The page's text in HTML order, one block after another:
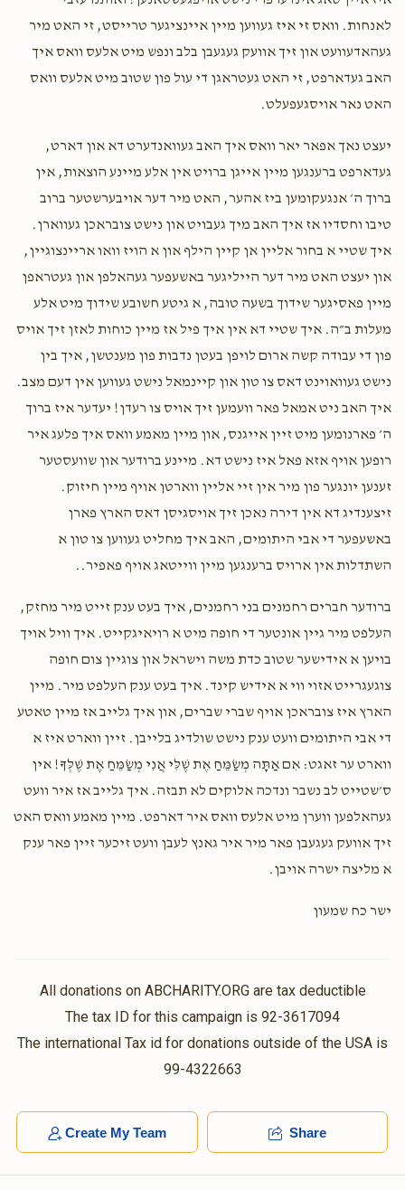
1 year ago $5.00
לאנחות. וואס זי איז געווען מיין איינציגער טרייסט, זי האט מיר
געהאדעוועט און זיך אוועק געגעבן בלב ונפש מיט אלעס וואס איך
האב געדארפט, זי האט געטראגן די עול פון שטוב מיט אלעס וואס
האט נאר אויסגעפעלט.
יעצט נאך אפאר יאר וואס איך האב געוואנדערט דא און דארט,
געדארפט ברענגען מיין אייגן ברויט אין אלע מיינע הוצאות, אין
ברוך ה׳ אנגעקומען ביז אהער, האט מיר דער אויבערשטער ברוב
טיבו וחסדיו אז איך האב מיך געבויט און נישט צובראכן געווארן.
איך שטיי א בחור אליין אן קיין הילף און א הויז וואו אריינצוגיין,
און יעצט האט מיר דער הייליגער באשעפער געהאלפן און געטראפן
מיין פאסיגער שידוך בשעה טובה, א גיטע חשובע שידוך מיט אלע
מעלות ב״ה. איך שטיי דא אין איך פיל אז מיין כוחות לאזן זיך אויס
פון די עבודה קשה ארום לויפן בעטן נדבות פון מענטשן, איך בין
נישט געוואוינט דאס צו טון און קיינמאל נישט געווען אין דעם מצב.
איך האב ניט אמאל פאר וועמען זיך אויס צו רעדן! יעדער איז ברוך
ה׳ פארנומען מיט זיין אייגנס, און מיין מאמע וואס איך פלעג איר
רופען אויף אזא פאל איז נישט דא. מיינע ברודער און שוועסטער
זענען יונגער פון מיר אין זיי אליין ווארטן אויף מיין חיזוק.
זיצענדיג דא אין דירה נאכן זיך אויסגיסן דאס הארץ פארן
באשעפער די אבי היתומים, האב איך מחליט געווען צו טון א
השתדלות אין ארויס ברענגען מיין ווייטאג אויף פאפיר..
ברודער חברים רחמנים בני רחמנים, איך בעט ענק זייט מיר מחזק,
העלפט מיר גיין אונטער די חופה מיט א רויאיגקייט. איך וויל אויך
בויען א אידישער שטוב כדת משה וישראל און צוגיין צום חופה
צוגעגרייט אזוי ווי א אידיש קינד. איך בעט ענק העלפט מיר. מיין
הארץ איז צובראכן אויף שברי שברים, און איך גלייב אז מיין טאטע
די אבי היתומים וועט ענק נישט שולדיג בלייבן. זיין ווארט איז א
ווארט ער זאגט: אִם אַתָּה מְשַׂמֵּחַ אֶת שֶׁלִּי אֲנִי מְשַׂמֵּחַ אֶת שֶׁלְּךָ! אין
ס׳שטייט לב נשבר ונדכה אלוקים לא תבזה. איך גלייב אז איר וועט
געהאלפען ווערן מיט אלעס וואס איר דארפט. מיין מאמע וואס האט
זיך אוועק געגעבן פאר מיר איר גאנץ לעבן וועט זיכער זיין פאר ענק
א מליצה ישרה אויבן.
ישר כח שמעון
All donations on ABCHARITY.ORG are tax deductible
The tax ID for this campaign is 92-3617094
The international Tax id for donations outside of the USA is
99-4322663
Create My Team Share